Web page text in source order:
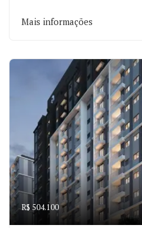
Mais informações
R$ 504.100